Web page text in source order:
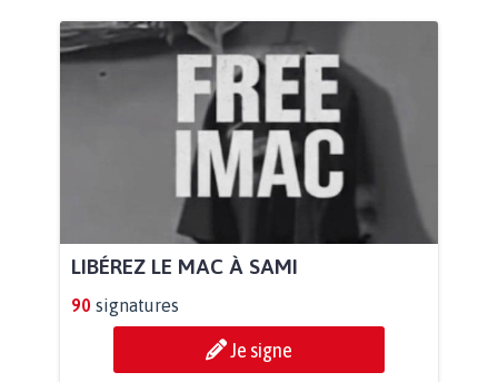
LIBÉREZ LE MAC À SAMI
90 signatures
Je signe